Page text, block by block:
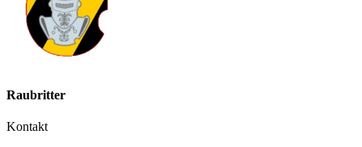
Raubritter
Kontakt